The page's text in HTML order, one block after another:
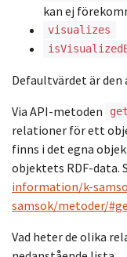
kan ej
visualizes
Defaultvärdet är
Via API-metoden
relationer för ett
finns i det egna
objektets RDF-data.
information/k-
samsok/metoder/
Vad heter de olika